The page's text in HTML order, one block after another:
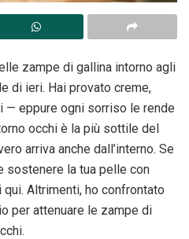
zampe di gallina intorno agli
di ieri. Hai provato creme,
— eppure ogni sorriso le rende
occhi è la più sottile del
arriva anche dall’interno. Se
sostenere la tua pelle con
Altrimenti, ho confrontato
per attenuare le zampe di